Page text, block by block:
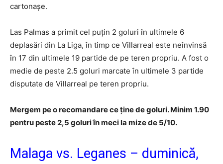
cartonaşe.
Las Palmas a primit cel puţin 2 goluri în ultimele 6
deplasări din La Liga, în timp ce Villarreal este neînvinsă
în 17 din ultimele 19 partide de pe teren propriu. A fost o
medie de peste 2.5 goluri marcate în ultimele 3 partide
disputate de Villarreal pe teren propriu.
Mergem pe o recomandare ce ține de goluri. Minim 1.90
pentru peste 2,5 goluri în meci la mize de 5/10.
Malaga vs. Leganes – duminică,